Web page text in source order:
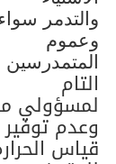
والتدمر
وعموم
المتمدرسين
التام
لمسؤولي
وعدم
قياس